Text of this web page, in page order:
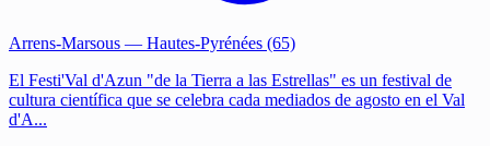
Arrens-Marsous — Hautes-Pyrénées (65)
El Festi'Val d'Azun "de la Tierra a las Estrellas" es un festival de
cultura científica que se celebra cada mediados de agosto en el Val
d'A...